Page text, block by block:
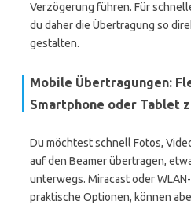
Verzögerung führen. Für
du daher die Übertragung so
gestalten.
Mobile Übertragungen:
Smartphone oder Tablet
Du möchtest schnell Fotos,
auf den Beamer übertragen,
unterwegs. Miracast oder
praktische Optionen, können